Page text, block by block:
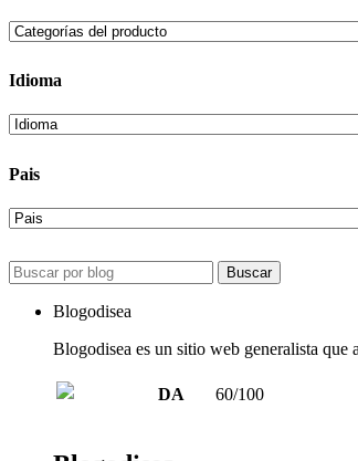
Idioma
Pais
Buscar
Blogodisea
Blogodisea es un sitio web generalista
DA 60/100